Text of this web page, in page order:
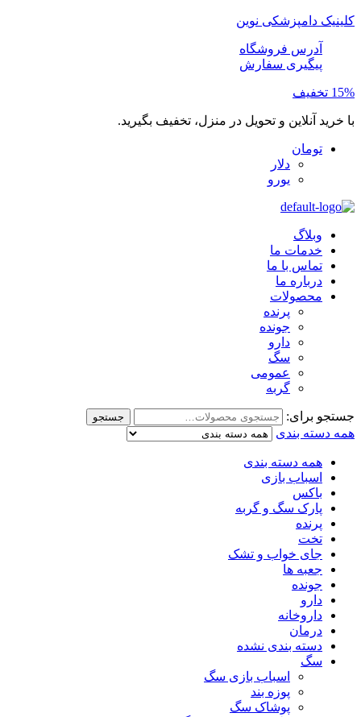
کلینیک دامپزشکی نوین
آدرس فروشگاه
پیگیری سفارش
15% تخفیف
با خرید آنلاین و تحویل در منزل، تخفیف بگیرید.
تومان
دلار
یورو
وبلاگ
خدمات ما
تماس با ما
درباره ما
محصولات
پرنده
جونده
دارو
سگ
عمومی
گربه
جستجو برای: جستجو
همه دسته بندی
همه دسته بندی
اسباب بازی
باکس
پارک سگ و گربه
پرنده
تخت
جای خواب و تشک
جعبه ها
جونده
دارو
داروخانه
درمان
دسته بندی نشده
سگ
اسباب بازی سگ
پوزه بند
پوشاک سگ